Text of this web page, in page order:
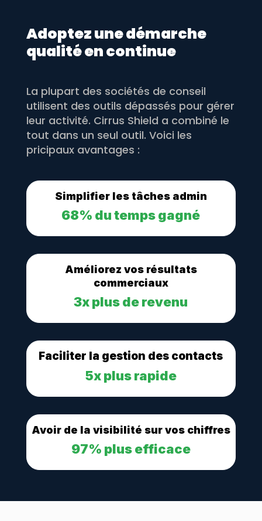
Adoptez une démarche
qualité en continue
La plupart des sociétés de conseil
utilisent des outils dépassés pour gérer
leur activité. Cirrus Shield a combiné le
tout dans un seul outil. Voici les
pricipaux avantages :
Simplifier les tâches admin
68% du temps gagné
Améliorez vos résultats
commerciaux
3x plus de revenu
Faciliter la gestion des contacts
5x plus rapide
Avoir de la visibilité sur vos chiffres
97% plus efficace